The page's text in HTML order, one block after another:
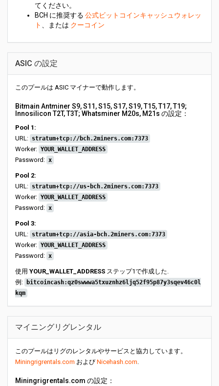
てください。
BCH に推奨する 公式ビットコインキャッシュウォレッ
ト
、または クーコイン
ASIC の設定
このプールは ASIC マイナーで動作します。
Bitmain Antminer S9, S11, S15, S17, S19, T15, T17, T19;
Innosilicon T2T, T3T; Whatsminer M20s, M21s の設定：
Pool 1:
URL: stratum+tcp://bch.2miners.com:7373
Worker: YOUR_WALLET_ADDRESS
Password: x
Pool 2:
URL: stratum+tcp://us-bch.2miners.com:7373
Worker: YOUR_WALLET_ADDRESS
Password: x
Pool 3:
URL: stratum+tcp://asia-bch.2miners.com:7373
Worker: YOUR_WALLET_ADDRESS
Password: x
使用 YOUR_WALLET_ADDRESS ステップ1で作成した.
例:
bitcoincash:qz0swwwa5txuznhz6ljq52f95p87y3sqev46c0l
kqm
マイニングリグレンタル
このプールはリグのレンタルやサービスと協力しています。
Miningrigrentals.com および Nicehash.com.
Miningrigrentals.com の設定：